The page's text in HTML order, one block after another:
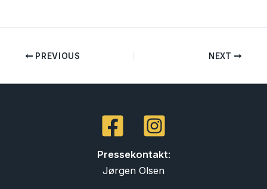
PREVIOUS NEXT
Pressekontakt:
Jørgen Olsen